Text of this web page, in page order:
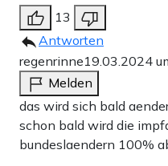
13
Antworten
regenrinne19.03.2024
Melden
das wird sich bald
schon bald wird die
bundeslaendern 100%